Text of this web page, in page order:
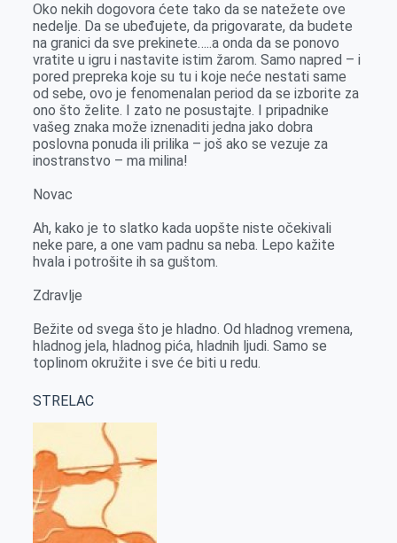
Oko nekih dogovora ćete tako da se natežete ove
nedelje. Da se ubeđujete, da prigovarate, da budete
na granici da sve prekinete…..a onda da se ponovo
vratite u igru i nastavite istim žarom. Samo napred – i
pored prepreka koje su tu i koje neće nestati same
od sebe, ovo je fenomenalan period da se izborite za
ono što želite. I zato ne posustajte. I pripadnike
vašeg znaka može iznenaditi jedna jako dobra
poslovna ponuda ili prilika – još ako se vezuje za
inostranstvo – ma milina!
Novac
Ah, kako je to slatko kada uopšte niste očekivali
neke pare, a one vam padnu sa neba. Lepo kažite
hvala i potrošite ih sa guštom.
Zdravlje
Bežite od svega što je hladno. Od hladnog vremena,
hladnog jela, hladnog pića, hladnih ljudi. Samo se
toplinom okružite i sve će biti u redu.
STRELAC